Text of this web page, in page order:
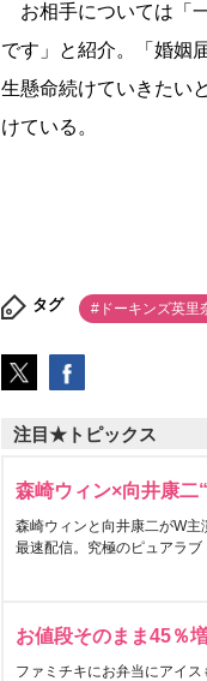
お相手については「
です」と紹介。「婚姻
生懸命続けていきたい
けている。
タグ #ドーキンズ英里
注目★トピックス
森崎ウィン×向井康二
森崎ウィンと向井康二がW
最速配信。究極のピュアラブ
お値段そのまま45％
ファミチキにお弁当にアイ